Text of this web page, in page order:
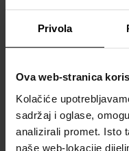
Privola
Ova web-stranica
Kolačiće
sadržaj i oglase,
analizirali promet. Isto
naše web-lokacije